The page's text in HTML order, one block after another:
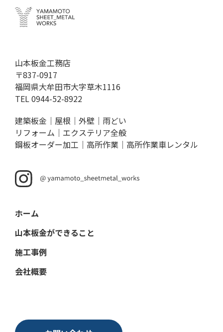
山本板金工務店
〒837-0917
福岡県大牟田市大字草木1116
TEL 0944-52-8922
建築板金｜屋根｜外壁｜雨どい
リフォーム｜エクステリア全般
鋼板オーダー加工｜高所作業｜高所作業車レンタル
ホーム
山本板金ができること
施工事例
会社概要